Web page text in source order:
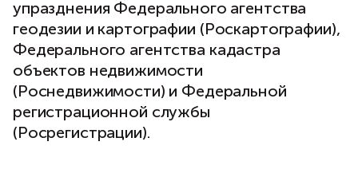
упразднения Федерального агентства
геодезии и картографии (Роскартографии),
Федерального агентства кадастра
объектов недвижимости
(Роснедвижимости) и Федеральной
регистрационной службы
(Росрегистрации).